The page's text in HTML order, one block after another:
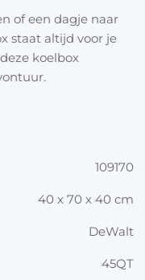
of een dagje naar
staat altijd voor je
koelbox
109170
40 x 70 x 40 cm
DeWalt
45QT